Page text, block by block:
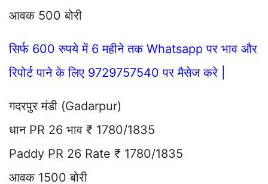
आवक 500 बोरी
सिर्फ 600 रुपये में 6 महीने तक Whatsapp पर भाव और
रिपोर्ट पाने के लिए 9729757540 पर मैसेज करे |
गदरपुर मंडी (Gadarpur)
धान PR 26 भाव ₹ 1780/1835
Paddy PR 26 Rate ₹ 1780/1835
आवक 1500 बोरी